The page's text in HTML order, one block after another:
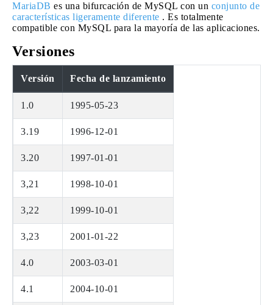
MariaDB es una bifurcación de MySQL con un conjunto de
características ligeramente diferente . Es totalmente
compatible con MySQL para la mayoría de las aplicaciones.
Versiones
Versión Fecha de lanzamiento
1.0 1995-05-23
3.19 1996-12-01
3.20 1997-01-01
3,21 1998-10-01
3,22 1999-10-01
3,23 2001-01-22
4.0 2003-03-01
4.1 2004-10-01